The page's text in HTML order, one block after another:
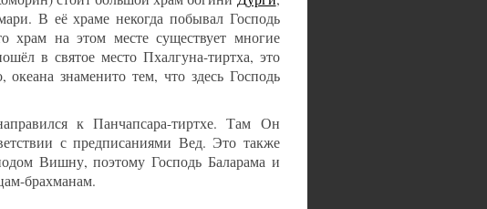
В её храме некогда побывал Господь
храм на этом месте существует многие
в святое место Пхалгуна-тиртха, это
знаменито тем, что здесь Господь
к Панчапсара-тиртхе. Там Он
с предписаниями Вед. Это также
Вишну, поэтому Господь Баларама и
брахманам.